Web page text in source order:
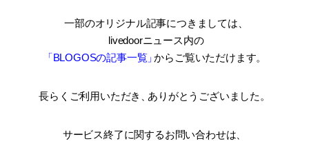
一部のオリジナル記事につきましては
livedoorニュース内の
「BLOGOSの記事一覧」からご覧いただけます。
長らくご利用いただき ありがとうございました。
サービス終了に関するお問い合わせは、